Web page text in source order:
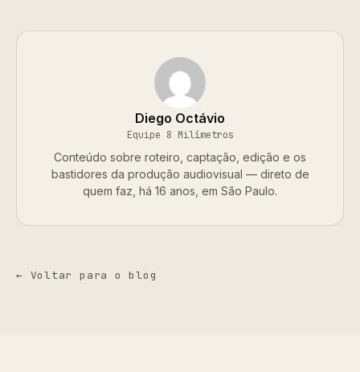
Diego Octávio
Equipe 8 Milímetros
Conteúdo sobre roteiro, captação, edição e os
bastidores da produção audiovisual — direto de
quem faz, há 16 anos, em São Paulo.
← Voltar para o blog